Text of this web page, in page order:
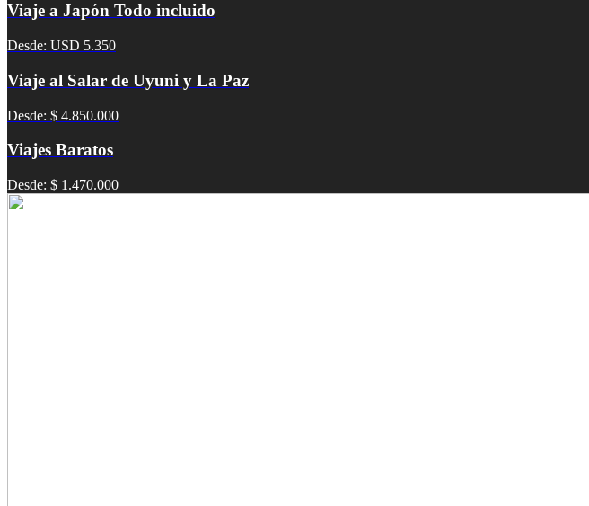
Viaje a Japón Todo incluido
Desde: USD 5.350
Viaje al Salar de Uyuni y La Paz
Desde: $ 4.850.000
Viajes Baratos
Desde: $ 1.470.000